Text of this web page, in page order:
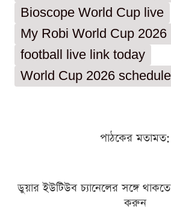
Bioscope World Cup live
My Robi World Cup 2026
football live link today
World Cup 2026
পাঠকের মতামত:
ডুয়ার ইউটিউব চ্যানেলের সঙ্গে থাকতে
করুন